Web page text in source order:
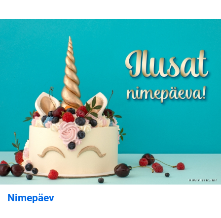
Nimepäev